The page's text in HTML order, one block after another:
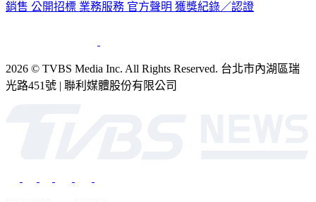
銷售 公開招標 業務服務 官方聲明 獲獎紀錄／認證
2026 © TVBS Media Inc. All Rights Reserved. 台北市內湖區瑞
光路451號 | 聯利媒體股份有限公司